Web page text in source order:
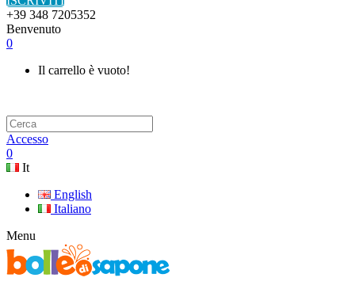
+39 348 7205352
Benvenuto
0
Il carrello è vuoto!
Accesso
0
It
English
Italiano
Menu